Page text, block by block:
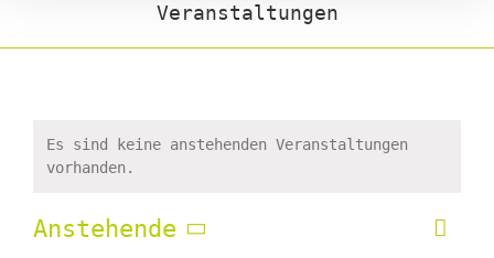
Veranstaltungen
Es sind keine anstehenden Veranstaltungen
vorhanden.
Liste
Anstehende